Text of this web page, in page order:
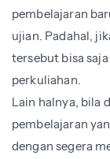
pembelajaran
ujian. Padahal,
tersebut bisa
perkuliahan.
Lain halnya, bila
pembelajaran
dengan segera